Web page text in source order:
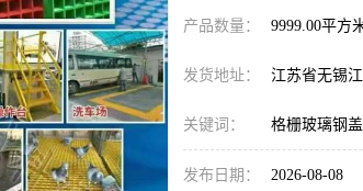
产品数量： 9999.00平方
发货地址： 江苏省无锡
关键词： 格栅玻璃钢
发布日期： 2026-08-08